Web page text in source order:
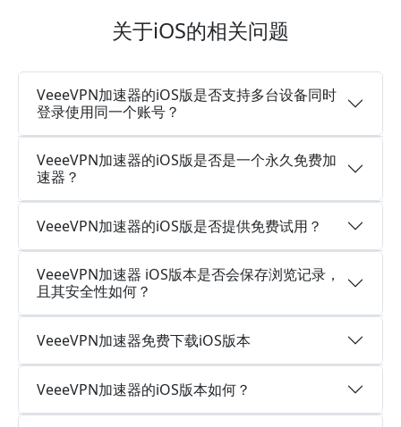
关于iOS的相关问题
VeeeVPN加速器的iOS版是否支持多台设备同时
登录使用同一个账号？
VeeeVPN加速器的iOS版是否是一个永久免费加
速器？
VeeeVPN加速器的iOS版是否提供免费试用？
VeeeVPN加速器 iOS版本是否会保存浏览记录，
且其安全性如何？
VeeeVPN加速器免费下载iOS版本
VeeeVPN加速器的iOS版本如何？